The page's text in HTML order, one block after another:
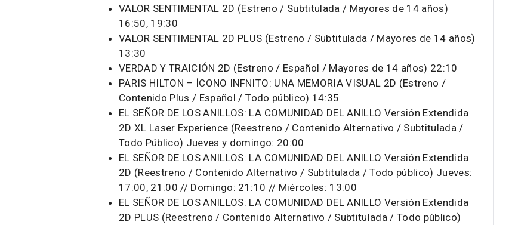
VALOR SENTIMENTAL 2D (Estreno / Subtitulada / Mayores de 14 años)
16:50, 19:30
VALOR SENTIMENTAL 2D PLUS (Estreno / Subtitulada / Mayores de 14 años)
13:30
VERDAD Y TRAICIÓN 2D (Estreno / Español / Mayores de 14 años) 22:10
PARIS HILTON – ÍCONO INFNITO: UNA MEMORIA VISUAL 2D (Estreno /
Contenido Plus / Español / Todo público) 14:35
EL SEÑOR DE LOS ANILLOS: LA COMUNIDAD DEL ANILLO Versión Extendida
2D XL Laser Experience (Reestreno / Contenido Alternativo / Subtitulada /
Todo Público) Jueves y domingo: 20:00
EL SEÑOR DE LOS ANILLOS: LA COMUNIDAD DEL ANILLO Versión Extendida
2D (Reestreno / Contenido Alternativo / Subtitulada / Todo público) Jueves:
17:00, 21:00 // Domingo: 21:10 // Miércoles: 13:00
EL SEÑOR DE LOS ANILLOS: LA COMUNIDAD DEL ANILLO Versión Extendida
2D PLUS (Reestreno / Contenido Alternativo / Subtitulada / Todo público)